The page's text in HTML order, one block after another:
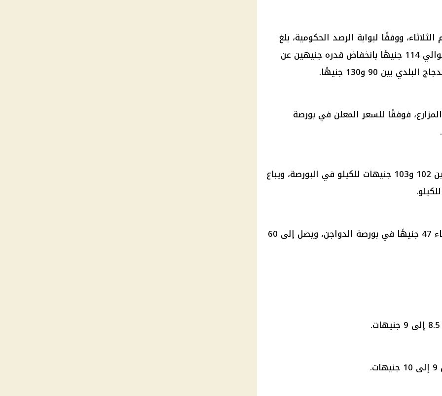
ووفقًا لبوابة الرصد الحكومية، بلغ
حوالي 114 جنيهًا بانخفاض قدره جنيهين عن
البلدي بين 90 و130 جنيهًا.
فوفقًا للسعر المعلن في بورصة
وتراوح سعر دجاج الساسو الأحمر بين 102 و103 جنيهات للكيلو في البورصة، ويباع
الدواجن ، ويصل إلى 60